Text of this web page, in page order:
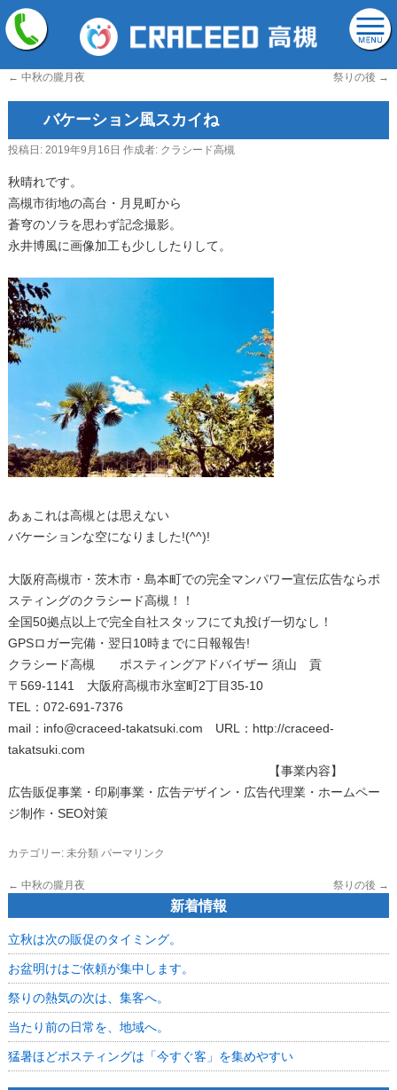
← 中秋の朧月夜 祭りの後 →
バケーション風スカイね
投稿日: 2019年9月16日 作成者: クラシード高槻
秋晴れです。
高槻市街地の高台・月見町から
蒼穹のソラを思わず記念撮影。
永井博風に画像加工も少ししたりして。
あぁこれは高槻とは思えない
バケーションな空になりました!(^^)!
大阪府高槻市・茨木市・島本町での完全マンパワー宣伝広告ならポ
スティングのクラシード高槻！！
全国50拠点以上で完全自社スタッフにて丸投げ一切なし！
GPSロガー完備・翌日10時までに日報報告!
クラシード高槻 ポスティングアドバイザー 須山 貢
〒569-1141 大阪府高槻市氷室町2丁目35-10
TEL：072-691-7376
mail：info@craceed-takatsuki.com URL：http://craceed-
takatsuki.com
【事業内容】
広告販促事業・印刷事業・広告デザイン・広告代理業・ホームペー
ジ制作・SEO対策
カテゴリー: 未分類 パーマリンク
← 中秋の朧月夜 祭りの後 →
新着情報
立秋は次の販促のタイミング。
お盆明けはご依頼が集中します。
祭りの熱気の次は、集客へ。
当たり前の日常を、地域へ。
猛暑ほどポスティングは「今すぐ客」を集めやすい